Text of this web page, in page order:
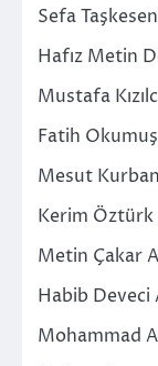
Sefa
Hafız Metin
Mustafa
Fatih
Mesut
Kerim Öztürk
Metin Çakar
Habib Deveci
Mohammad